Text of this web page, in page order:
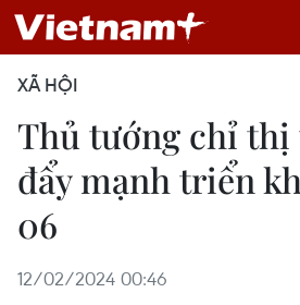
XÃ HỘI
Thủ tướng chỉ
đẩy mạnh triển
06
12/02/2024 00:46